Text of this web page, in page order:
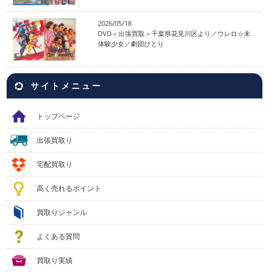
2026/05/18
DVD＜出張買取＞千葉県花見川区より／ウレロ☆未
体験少女／劇団ひとり
サイトメニュー
トップページ
出張買取り
宅配買取り
高く売れるポイント
買取りジャンル
よくある質問
買取り実績